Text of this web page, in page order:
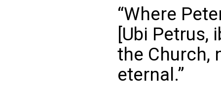
“Where
[Ubi Petrus,
the Church,
eternal.”